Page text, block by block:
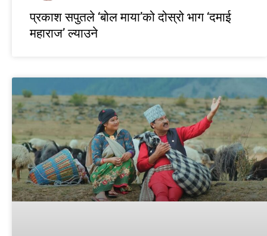
प्रकाश सपुतले ‘बोल माया’को दोस्रो भाग ‘दमाई
महाराज’ ल्याउने